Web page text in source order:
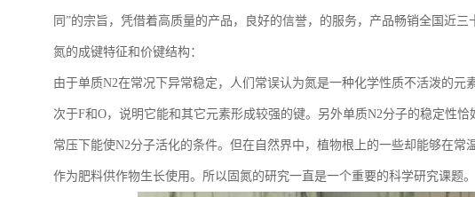
同”的宗旨，凭借着高质量的产品，良好的信誉，的服务，产品畅销全国近三
氮的成键特征和价键结构：
由于单质N2在常况下异常稳定，人们常误认为氮是一种化学性质不活泼的
次于F和O，说明它能和其它元素形成较强的键。另外单质N2分子的稳定性
常压下能使N2分子活化的条件。但在自然界中，植物根上的一些却能够在常
作为肥料供作物生长使用。所以固氮的研究一直是一个重要的科学研究课题